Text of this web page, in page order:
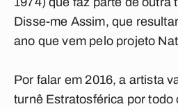
Disse-me Assim, que
ano que vem pelo projeto
Por falar em 2016, a artista
turnê Estratosférica por todo